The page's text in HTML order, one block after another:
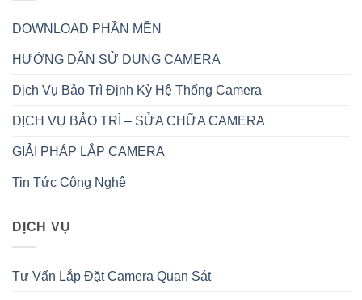
DOWNLOAD PHẦN MỀN
HƯỚNG DẪN SỬ DỤNG CAMERA
Dịch Vụ Bảo Trì Định Kỳ Hệ Thống Camera
DỊCH VỤ BẢO TRÌ – SỬA CHỮA CAMERA
GIẢI PHÁP LẮP CAMERA
Tin Tức Công Nghệ
DỊCH VỤ
Tư Vấn Lắp Đặt Camera Quan Sát